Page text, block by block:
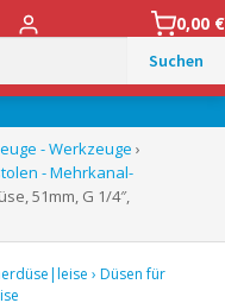
0,00 €
- Werkzeuge ›
- Mehrkanal-
51mm, G 1/4″,
› Düsen für